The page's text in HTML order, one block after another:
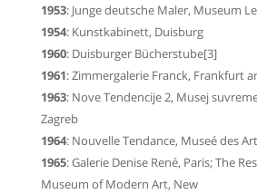
1953: Junge deutsche Maler, Museum
1954: Kunstkabinett, Duisburg
1960: Duisburger Bücherstube[3]
1961: Zimmergalerie Franck, Frankfurt
1963: Nove Tendencije 2, Musej
Zagreb
1964: Nouvelle Tendance, Museé des
1965: Galerie Denise René, Paris;The
Museum of Modern Art, New